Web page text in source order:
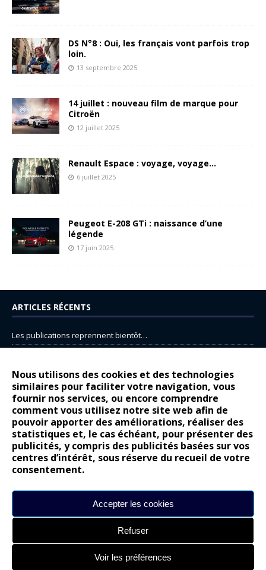
Nous utilisons des cookies et des technologies
similaires pour faciliter votre navigation, vous
fournir nos services, ou encore comprendre
comment vous utilisez notre site web afin de
pouvoir apporter des améliorations, réaliser des
statistiques et, le cas échéant, pour présenter des
publicités, y compris des publicités basées sur vos
centres d’intérêt, sous réserve du recueil de votre
consentement.
Accepter les cookies
Refuser
Voir les préférences
DS N°8 : Oui, les français vont parfois trop
loin.
13 septembre 2025
14 juillet : nouveau film de marque pour
Citroën
12 juillet 2025
Renault Espace : voyage, voyage…
6 juillet 2025
Peugeot E-208 GTi : naissance d’une
légende
17 juin 2025
ARTICLES RÉCENTS
Les publications reprennent bientôt…
14 juillet : nouveau film de marque pour Citroën
Renault Espace : voyage, voyage…
Peugeot E-208 GTi : naissance d’une légende
COMMENTAIRES RÉCENTS
Bernard DardartdansDacia Sandero : pour les gens vrais
Alpine A290 : L’irrésistible attraction de la légèreté
leroydansLancia Ypsilon : naturellement envoûtante ?
Nouvelle Opel Corsa : Yes of Corsa !